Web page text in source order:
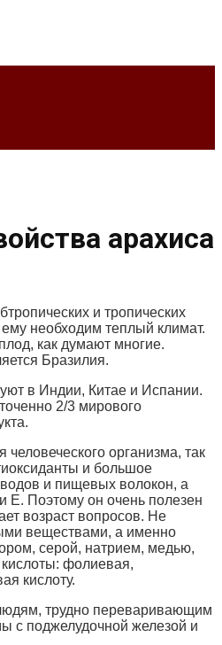
арахиса
и тропических
необходим теплый климат.
как думают многие.
Бразилия.
в Индии, Китае и Испании.
2/3 мирового
организма, так
и большое
и пищевых волокон, а
E. Поэтому он очень полезен
возраст вопросов. Не
веществами, а именно
серой, натрием, медью,
фолиевая,
кислоту.
трудно переваривающим
поджелудочной железой и